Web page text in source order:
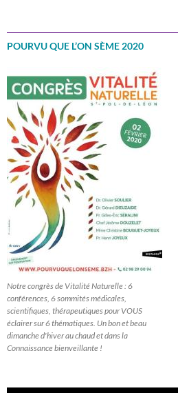
POURVU QUE L’ON SÈME 2020
Notre congrès de Vitalité Naturelle : 6
conférences, 6 sommités médicales,
scientifiques, thérapeutiques pour VOUS
éclairer sur 6 thématiques. Un bon et beau
dimanche d'hiver au chaud et dans la
Connaissance bienveillante !